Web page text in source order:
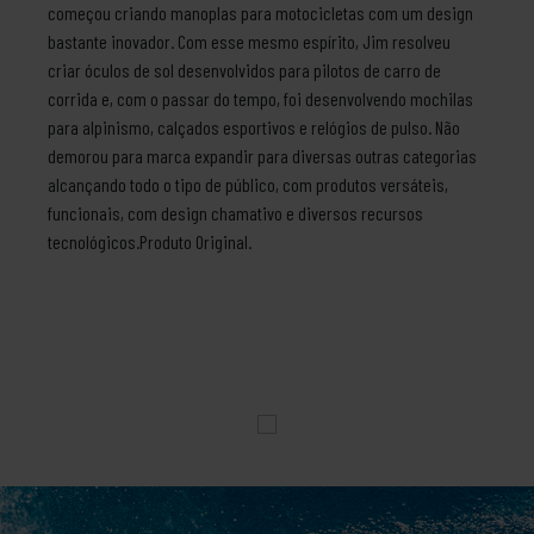
começou criando manoplas para motocicletas com um design
bastante inovador. Com esse mesmo espírito, Jim resolveu
criar óculos de sol desenvolvidos para pilotos de carro de
corrida e, com o passar do tempo, foi desenvolvendo mochilas
para alpinismo, calçados esportivos e relógios de pulso. Não
demorou para marca expandir para diversas outras categorias
alcançando todo o tipo de público, com produtos versáteis,
funcionais, com design chamativo e diversos recursos
tecnológicos.Produto Original.